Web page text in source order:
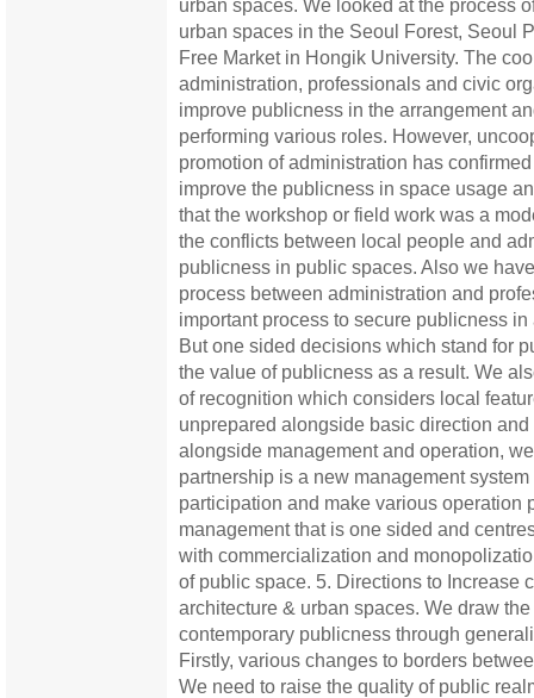
urban spaces. We looked at the process
urban spaces in the Seoul Forest, Seoul
Free Market in Hongik University. The
administration, professionals and civic
improve publicness in the arrangement
performing various roles. However,
promotion of administration has
improve the publicness in space usage
that the workshop or field work was a
the conflicts between local people and
publicness in public spaces. Also we
process between administration and
important process to secure publicness
But one sided decisions which stand for
the value of publicness as a result. We
of recognition which considers local
unprepared alongside basic direction
alongside management and operation,
partnership is a new management system
participation and make various operation
management that is one sided and
with commercialization and
of public space. 5. Directions to Increase
architecture & urban spaces. We draw
contemporary publicness through
Firstly, various changes to borders
We need to raise the quality of public